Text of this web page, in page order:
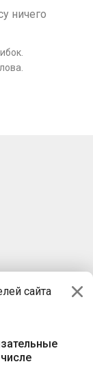
сайта
ничего